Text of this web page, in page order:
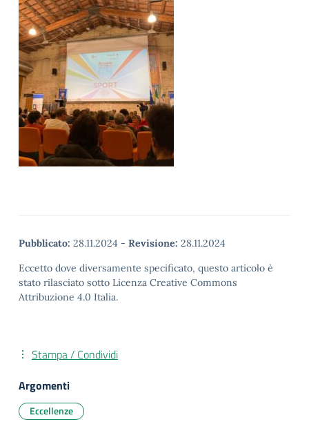
Pubblicato: 28.11.2024 - Revisione: 28.11.2024
Eccetto dove diversamente specificato, questo articolo è
stato rilasciato sotto Licenza Creative Commons
Attribuzione 4.0 Italia.
Stampa / Condividi
Argomenti
Eccellenze